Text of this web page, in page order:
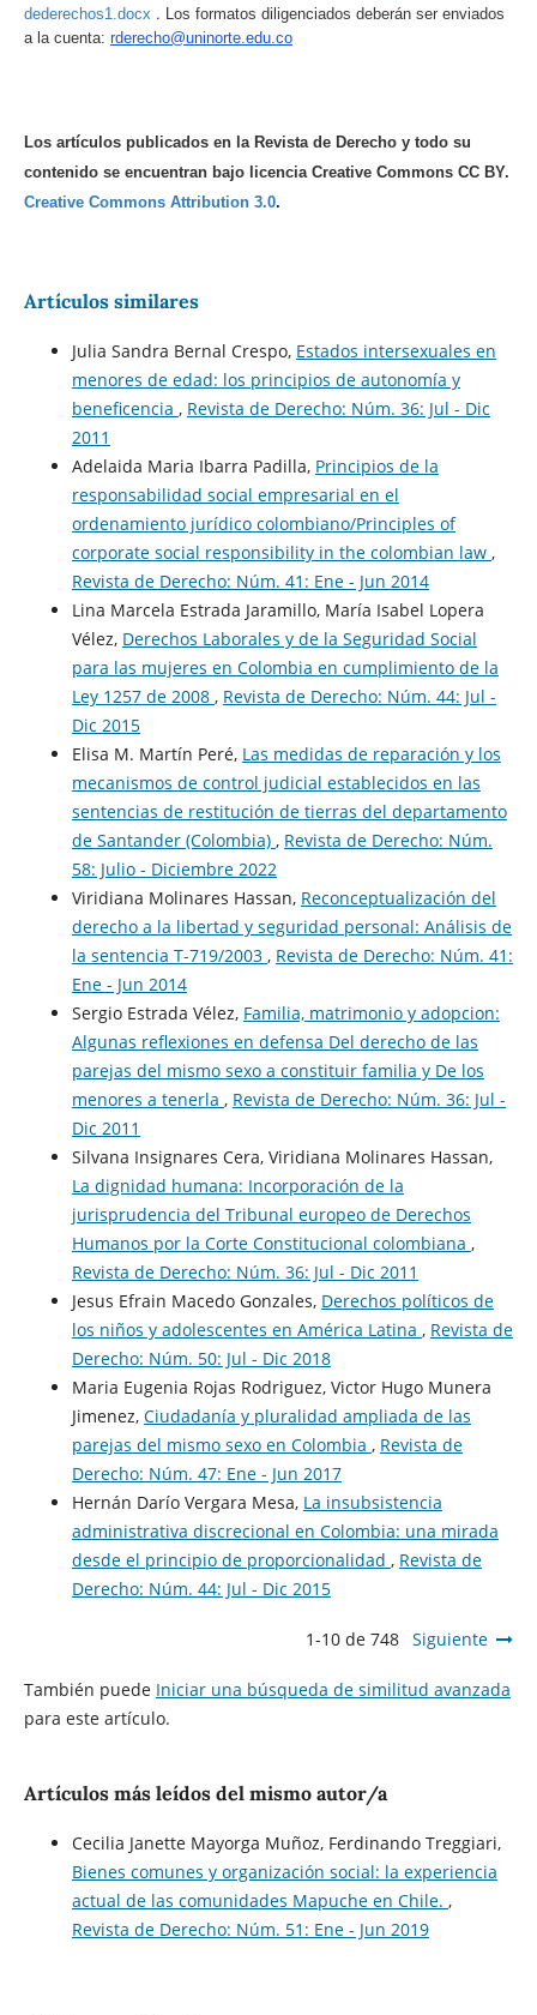
dederechos1.docx . Los formatos diligenciados deberán ser enviados
a la cuenta: rderecho@uninorte.edu.co
Los artículos publicados en la Revista de Derecho y todo su
contenido se encuentran bajo licencia Creative Commons CC BY.
Creative Commons Attribution 3.0.
Artículos similares
Julia Sandra Bernal Crespo, Estados intersexuales en
menores de edad: los principios de autonomía y
beneficencia , Revista de Derecho: Núm. 36: Jul - Dic
2011
Adelaida Maria Ibarra Padilla, Principios de la
responsabilidad social empresarial en el
ordenamiento jurídico colombiano/Principles of
corporate social responsibility in the colombian law ,
Revista de Derecho: Núm. 41: Ene - Jun 2014
Lina Marcela Estrada Jaramillo, María Isabel Lopera
Vélez, Derechos Laborales y de la Seguridad Social
para las mujeres en Colombia en cumplimiento de la
Ley 1257 de 2008 , Revista de Derecho: Núm. 44: Jul -
Dic 2015
Elisa M. Martín Peré, Las medidas de reparación y los
mecanismos de control judicial establecidos en las
sentencias de restitución de tierras del departamento
de Santander (Colombia) , Revista de Derecho: Núm.
58: Julio - Diciembre 2022
Viridiana Molinares Hassan, Reconceptualización del
derecho a la libertad y seguridad personal: Análisis de
la sentencia T-719/2003 , Revista de Derecho: Núm. 41:
Ene - Jun 2014
Sergio Estrada Vélez, Familia, matrimonio y adopcion:
Algunas reflexiones en defensa Del derecho de las
parejas del mismo sexo a constituir familia y De los
menores a tenerla , Revista de Derecho: Núm. 36: Jul -
Dic 2011
Silvana Insignares Cera, Viridiana Molinares Hassan,
La dignidad humana: Incorporación de la
jurisprudencia del Tribunal europeo de Derechos
Humanos por la Corte Constitucional colombiana ,
Revista de Derecho: Núm. 36: Jul - Dic 2011
Jesus Efrain Macedo Gonzales, Derechos políticos de
los niños y adolescentes en América Latina , Revista de
Derecho: Núm. 50: Jul - Dic 2018
Maria Eugenia Rojas Rodriguez, Victor Hugo Munera
Jimenez, Ciudadanía y pluralidad ampliada de las
parejas del mismo sexo en Colombia , Revista de
Derecho: Núm. 47: Ene - Jun 2017
Hernán Darío Vergara Mesa, La insubsistencia
administrativa discrecional en Colombia: una mirada
desde el principio de proporcionalidad , Revista de
Derecho: Núm. 44: Jul - Dic 2015
1-10 de 748 Siguiente
También puede Iniciar una búsqueda de similitud avanzada
para este artículo.
Artículos más leídos del mismo autor/a
Cecilia Janette Mayorga Muñoz, Ferdinando Treggiari,
Bienes comunes y organización social: la experiencia
actual de las comunidades Mapuche en Chile. ,
Revista de Derecho: Núm. 51: Ene - Jun 2019